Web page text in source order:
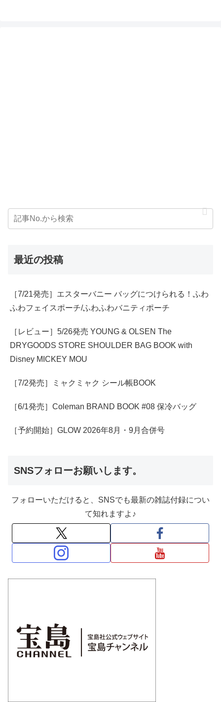
最近の投稿
［7/21発売］エスターバニー バッグにつけられる！ふわ
ふわフェイスポーチ/ふわふわバニティポーチ
［レビュー］5/26発売 YOUNG & OLSEN The
DRYGOODS STORE SHOULDER BAG BOOK with
Disney MICKEY MOU
［7/2発売］ミャクミャク シール帳BOOK
［6/1発売］Coleman BRAND BOOK #08 保冷バッグ
［予約開始］GLOW 2026年8月・9月合併号
SNSフォローお願いします。
フォローいただけると、SNSでも最新の雑誌付録につい
て知れますよ♪